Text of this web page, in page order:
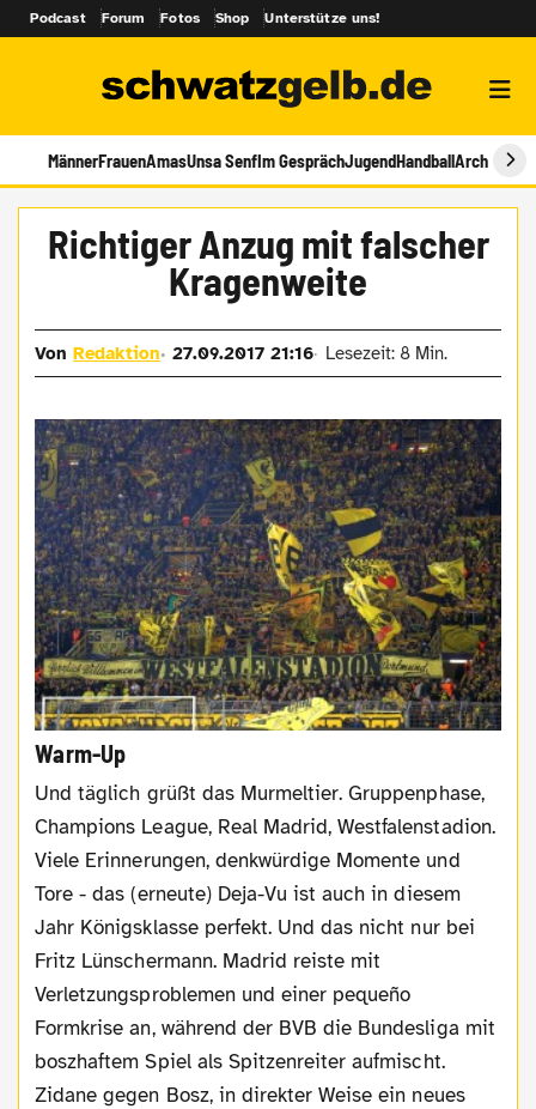
Podcast Forum Fotos Shop Unterstütze uns!
MännerFrauenAmasUnsa SenfIm GesprächJugendHandballArchiv
Richtiger Anzug mit falscher
Kragenweite
VonRedaktion 27.09.2017 21:16 Lesezeit: 8 Min.
Warm-Up
Und täglich grüßt das Murmeltier. Gruppenphase,
Champions League, Real Madrid, Westfalenstadion.
Viele Erinnerungen, denkwürdige Momente und
Tore - das (erneute) Deja-Vu ist auch in diesem
Jahr Königsklasse perfekt. Und das nicht nur bei
Fritz Lünschermann. Madrid reiste mit
Verletzungsproblemen und einer pequeño
Formkrise an, während der BVB die Bundesliga mit
boszhaftem Spiel als Spitzenreiter aufmischt.
Zidane gegen Bosz, in direkter Weise ein neues